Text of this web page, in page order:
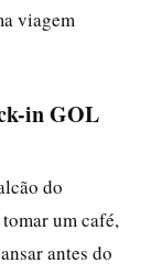
viagem
in GOL
do
um café,
antes do